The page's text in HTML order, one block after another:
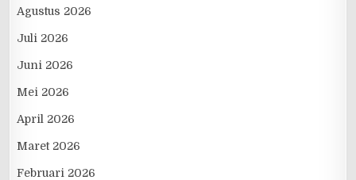
Agustus 2026
Juli 2026
Juni 2026
Mei 2026
April 2026
Maret 2026
Februari 2026